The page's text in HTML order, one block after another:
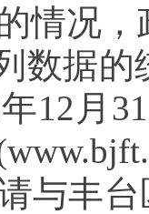
情况
数据的
12月
与丰